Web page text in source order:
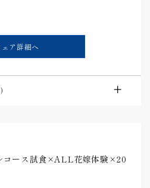
ェア詳細へ
)
コース試食×ALL花嫁体験×20